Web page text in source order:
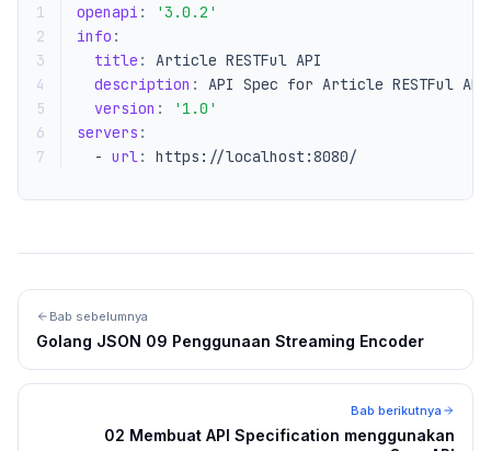
1 openapi :
'3.0.2'
2
info :
3
title :
Article RESTFul API
4
description :
API Spec for Article RESTFul API
5
version :
'1.0'
6
servers :
7
- url: https://localhost:8080/
Bab sebelumnya
Golang JSON 09 Penggunaan Streaming Encoder
Bab berikutnya
02 Membuat API Specification menggunakan